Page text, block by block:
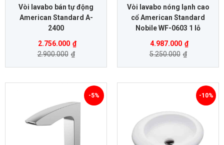
Vòi lavabo bán tự động
American Standard A-
2400
2.756.000 ₫
2.900.000 ₫
Vòi lavabo nóng lạnh cao
cổ American Standard
Nobile WF-0603 1 lỗ
4.987.000 ₫
5.250.000 ₫
-5% -10%